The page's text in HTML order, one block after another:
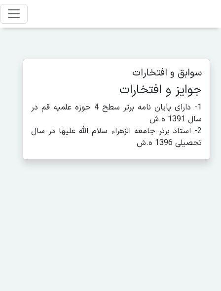
سوابق و افتخارات
جوایز و افتخارات
1- دارای پایان نامه برتر سطح 4 حوزه علمیه قم در
سال 1391 ه.ش
2- استاد برتر جامعه الزهراء سلام الله علیها در سال
تحصیلی 1396 ه.ش